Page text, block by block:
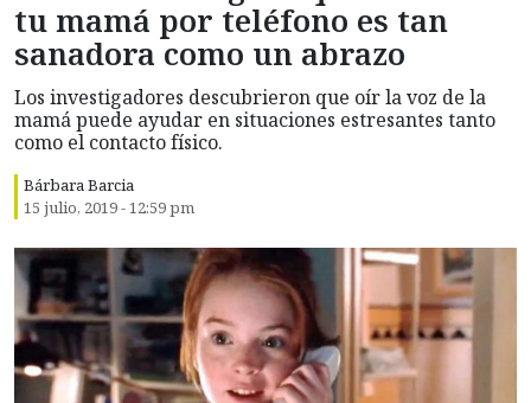
tu mamá por teléfono es tan
sanadora como un abrazo
Los investigadores descubrieron que oír la voz de la
mamá puede ayudar en situaciones estresantes tanto
como el contacto físico.
Bárbara Barcia
15 julio, 2019 - 12:59 pm